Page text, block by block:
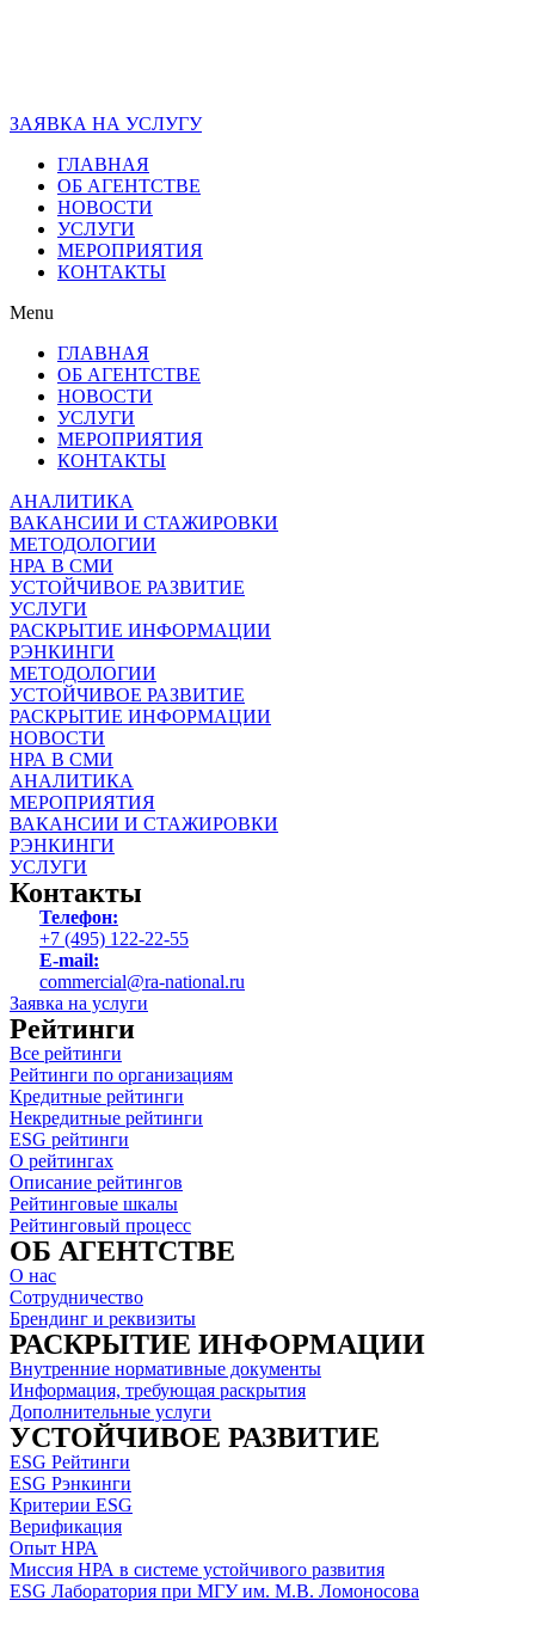
ЗАЯВКА НА УСЛУГУ
ГЛАВНАЯ
ОБ АГЕНТСТВЕ
НОВОСТИ
УСЛУГИ
МЕРОПРИЯТИЯ
КОНТАКТЫ
Menu
ГЛАВНАЯ
ОБ АГЕНТСТВЕ
НОВОСТИ
УСЛУГИ
МЕРОПРИЯТИЯ
КОНТАКТЫ
АНАЛИТИКА
ВАКАНСИИ И СТАЖИРОВКИ
МЕТОДОЛОГИИ
НРА В СМИ
УСТОЙЧИВОЕ РАЗВИТИЕ
УСЛУГИ
РАСКРЫТИЕ ИНФОРМАЦИИ
РЭНКИНГИ
МЕТОДОЛОГИИ
УСТОЙЧИВОЕ РАЗВИТИЕ
РАСКРЫТИЕ ИНФОРМАЦИИ
НОВОСТИ
НРА В СМИ
АНАЛИТИКА
МЕРОПРИЯТИЯ
ВАКАНСИИ И СТАЖИРОВКИ
РЭНКИНГИ
УСЛУГИ
Контакты
Телефон:
+7 (495) 122-22-55
E-mail:
commercial@ra-national.ru
Заявка на услуги
Рейтинги
Все рейтинги
Рейтинги по организациям
Кредитные рейтинги
Некредитные рейтинги
ESG рейтинги
О рейтингах
Описание рейтингов
Рейтинговые шкалы
Рейтинговый процесс
ОБ АГЕНТСТВЕ
О нас
Сотрудничество
Брендинг и реквизиты
РАСКРЫТИЕ ИНФОРМАЦИИ
Внутренние нормативные документы
Информация, требующая раскрытия
Дополнительные услуги
УСТОЙЧИВОЕ РАЗВИТИЕ
ESG Рейтинги
ESG Рэнкинги
Критерии ESG
Верификация
Опыт НРА
Миссия НРА в системе устойчивого развития
ESG Лаборатория при МГУ им. М.В. Ломоносова